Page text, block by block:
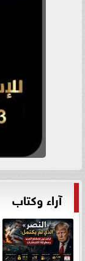
آراء وكتاب